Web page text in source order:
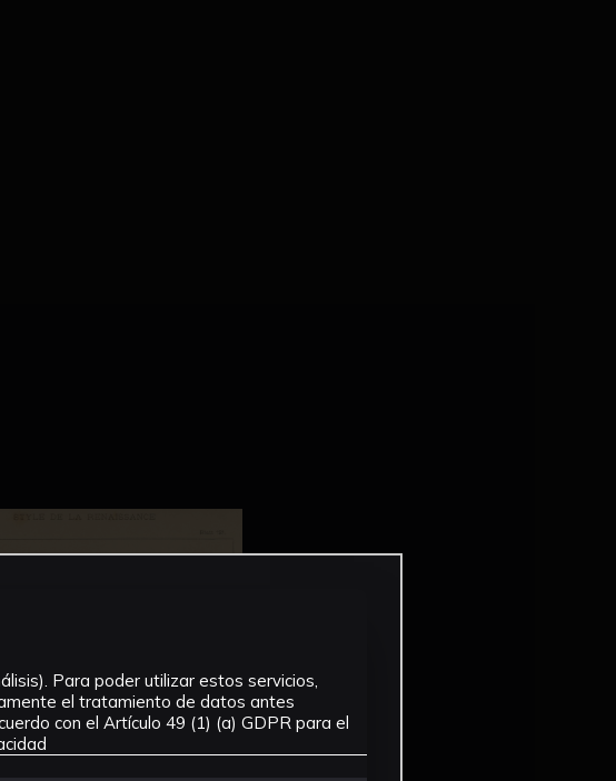
Para poder utilizar estos servicios,
el tratamiento de datos antes
con el Artículo 49 (1) (a) GDPR para el